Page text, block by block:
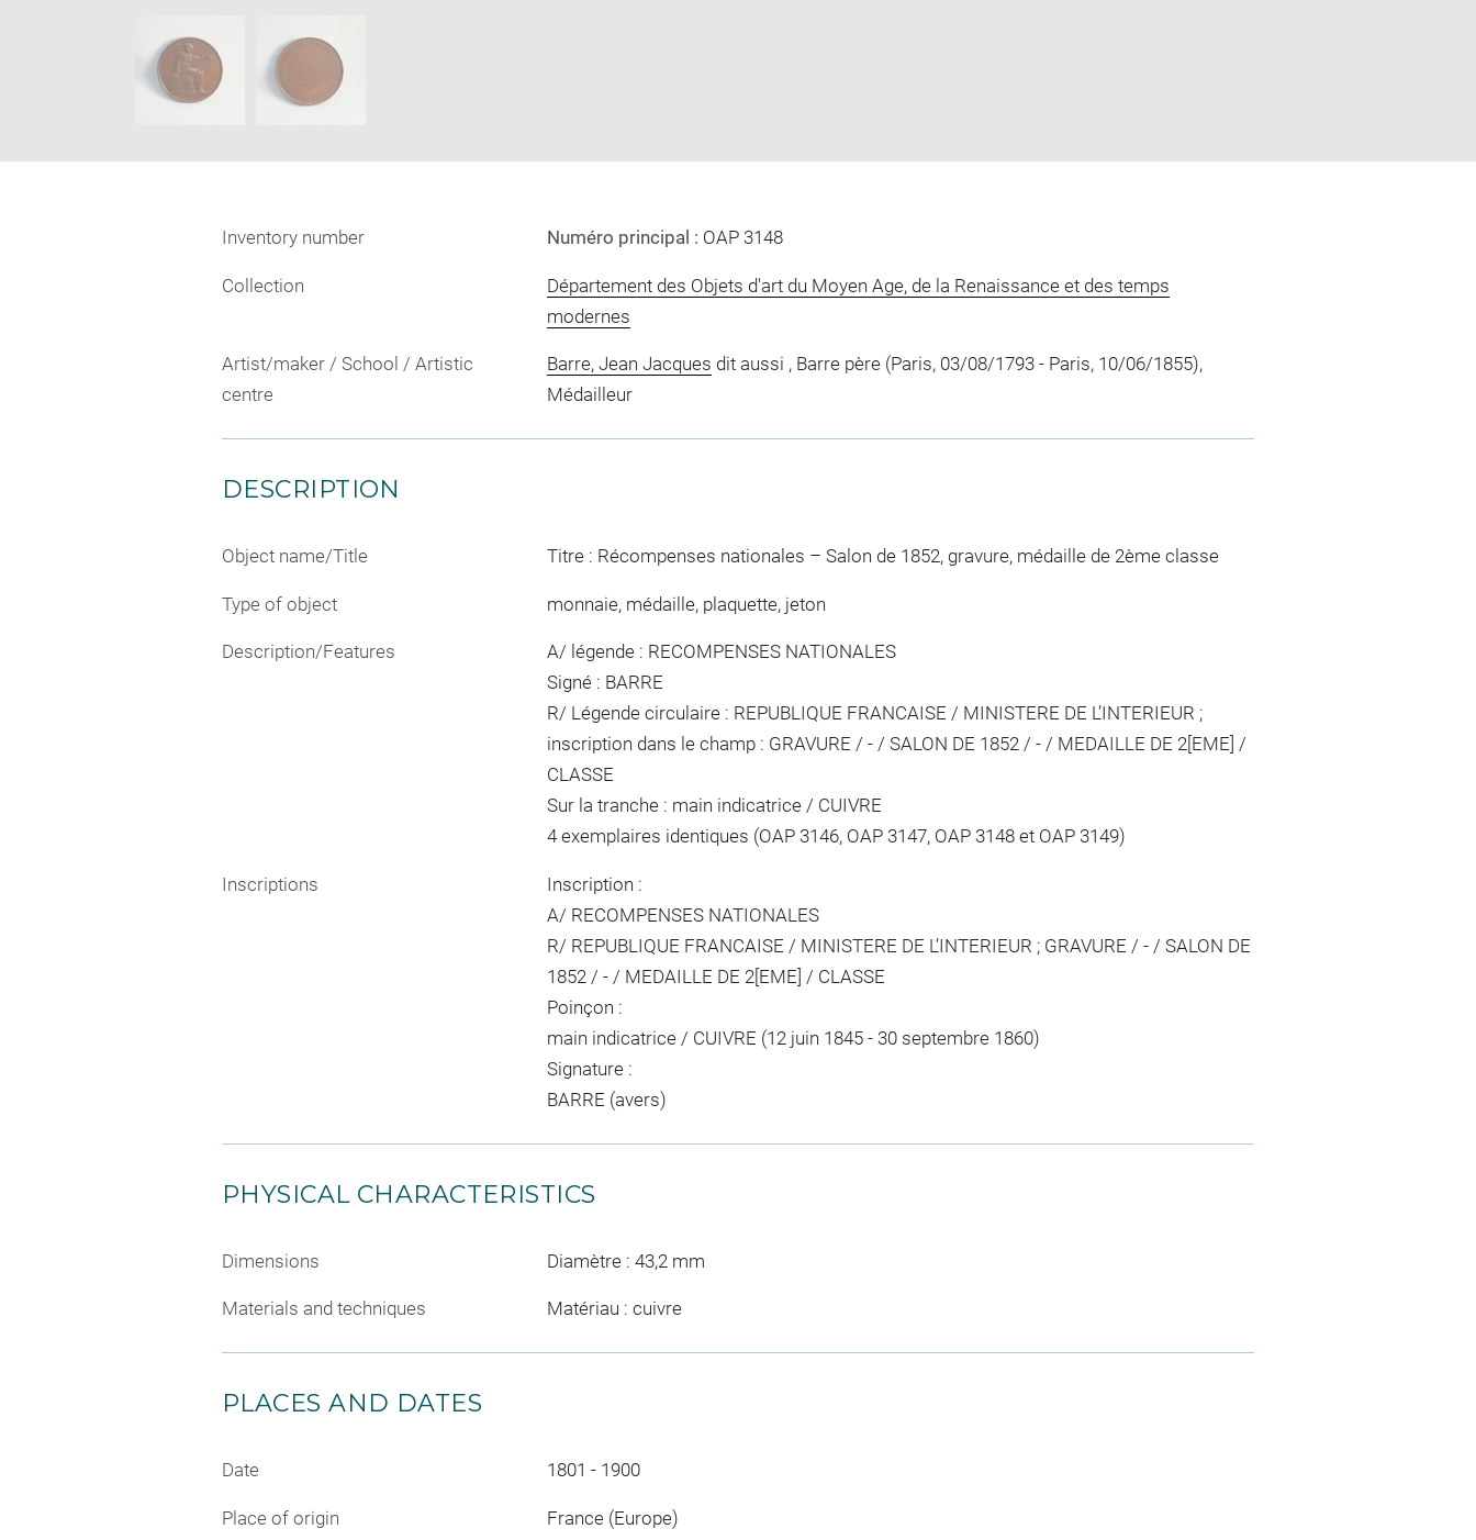
Inventory number Numéro principal : OAP 3148
Collection
Département des Objets d'art du Moyen Age, de la Renaissance et des temps
modernes
Artist/maker / School / Artistic
centre
Barre, Jean Jacques dit aussi , Barre père (Paris, 03/08/1793 - Paris, 10/06/1855),
Médailleur
DESCRIPTION
Object name/Title Titre : Récompenses nationales – Salon de 1852, gravure, médaille de 2ème classe
Type of object monnaie, médaille, plaquette, jeton
Description/Features
A/ légende : RECOMPENSES NATIONALES
Signé : BARRE
R/ Légende circulaire : REPUBLIQUE FRANCAISE / MINISTERE DE L’INTERIEUR ;
inscription dans le champ : GRAVURE / - / SALON DE 1852 / - / MEDAILLE DE 2[EME] /
CLASSE
Sur la tranche : main indicatrice / CUIVRE
4 exemplaires identiques (OAP 3146, OAP 3147, OAP 3148 et OAP 3149)
Inscriptions
Inscription :
A/ RECOMPENSES NATIONALES
R/ REPUBLIQUE FRANCAISE / MINISTERE DE L’INTERIEUR ; GRAVURE / - / SALON DE
1852 / - / MEDAILLE DE 2[EME] / CLASSE
Poinçon :
main indicatrice / CUIVRE (12 juin 1845 - 30 septembre 1860)
Signature :
BARRE (avers)
PHYSICAL CHARACTERISTICS
Dimensions Diamètre : 43,2 mm
Materials and techniques Matériau : cuivre
PLACES AND DATES
Date 1801 - 1900
Place of origin France (Europe)